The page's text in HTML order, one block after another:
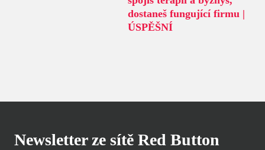
dostaneš fungující firmu |
ÚSPĚŠNÍ
Newsletter ze sítě Red Button